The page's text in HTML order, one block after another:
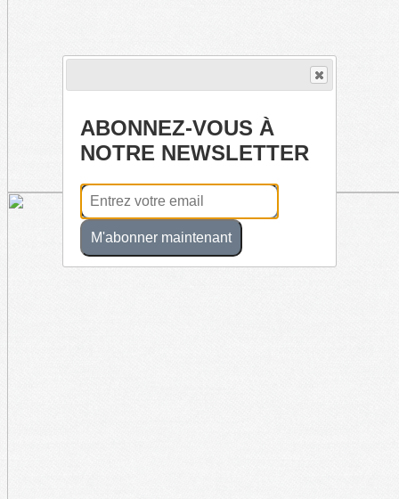
ABONNEZ-VOUS À
NOTRE NEWSLETTER
M'abonner maintenant